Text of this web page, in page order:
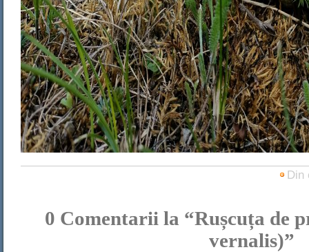
Din
0 Comentarii la “Rușcuța de
vernalis)”